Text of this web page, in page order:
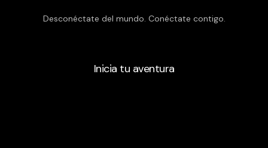
Desconéctate del mundo. Conéctate contigo.
Inicia tu aventura